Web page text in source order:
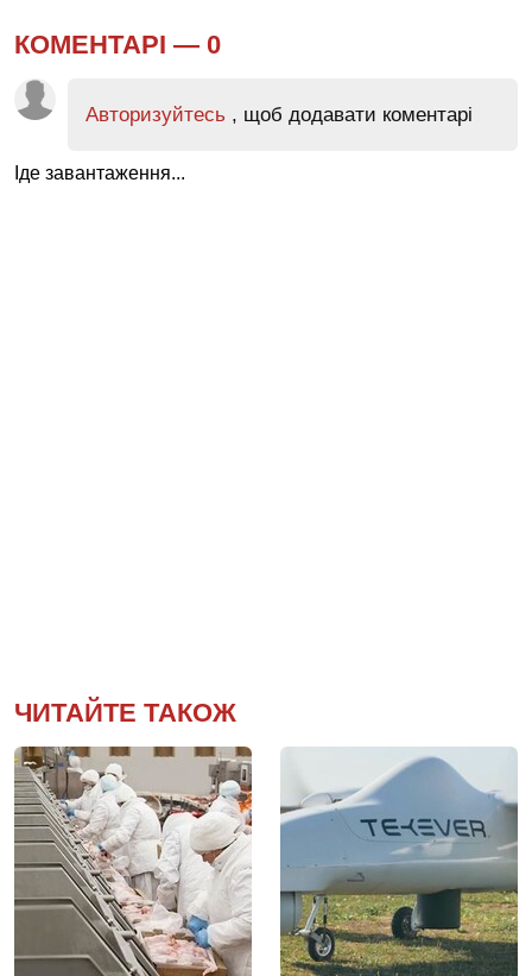
КОМЕНТАРІ — 0
Авторизуйтесь , щоб додавати коментарі
Іде завантаження...
ЧИТАЙТЕ ТАКОЖ